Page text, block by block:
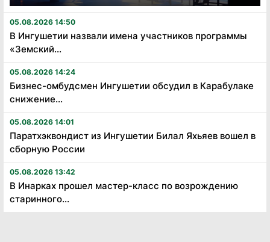
05.08.2026 14:50
В Ингушетии назвали имена участников программы
«Земский...
05.08.2026 14:24
Бизнес-омбудсмен Ингушетии обсудил в Карабулаке
снижение...
05.08.2026 14:01
Паратхэквондист из Ингушетии Билал Яхьяев вошел в
сборную России
05.08.2026 13:42
В Инарках прошел мастер-класс по возрождению
старинного...